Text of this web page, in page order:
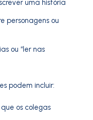
uma história
personagens ou
ou “ler nas
podem incluir:
os colegas